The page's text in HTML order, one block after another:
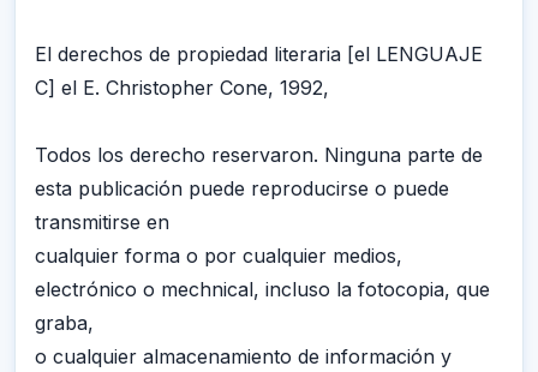
El derechos de propiedad literaria [el LENGUAJE
C] el E. Christopher Cone, 1992,
Todos los derecho reservaron. Ninguna parte de
esta publicación puede reproducirse o puede
transmitirse en
cualquier forma o por cualquier medios,
electrónico o mechnical, incluso la fotocopia, que
graba,
o cualquier almacenamiento de información y